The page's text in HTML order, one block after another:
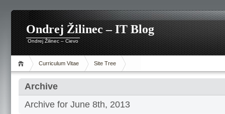
Ondrej Žilinec – IT Blog
Ondrej Žilinec – Cievo
Curriculum Vitae Site Tree
Archive
Archive for June 8th, 2013